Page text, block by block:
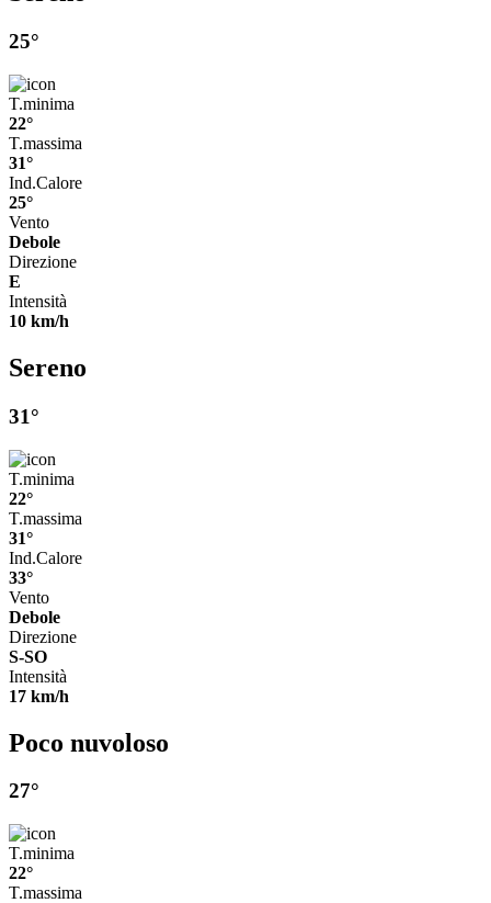
25°
T.minima
22°
T.massima
31°
Ind.Calore
25°
Vento
Debole
Direzione
E
Intensità
10 km/h
Sereno
31°
T.minima
22°
T.massima
31°
Ind.Calore
33°
Vento
Debole
Direzione
S-SO
Intensità
17 km/h
Poco nuvoloso
27°
T.minima
22°
T.massima